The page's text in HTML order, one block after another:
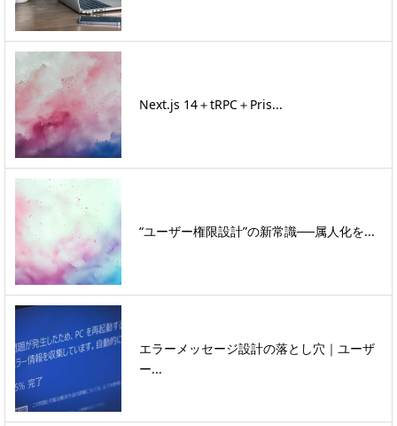
Next.js 14＋tRPC＋Pris...
“ユーザー権限設計”の新常識──属人化を...
エラーメッセージ設計の落とし穴｜ユーザ
ー...